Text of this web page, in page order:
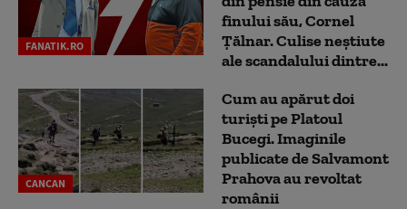
FANATIK.RO
finului său, Cornel
Țălnar. Culise neștiute
ale scandalului dintre...
CANCAN
Cum au apărut doi
turiști pe Platoul
Bucegi. Imaginile
publicate de Salvamont
Prahova au revoltat
românii